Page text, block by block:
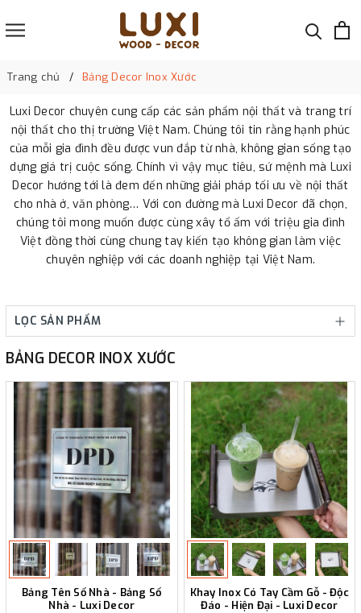
Trang chủ Bảng Decor Inox Xước
LỌC SẢN PHẨM
BẢNG DECOR INOX XƯỚC
Bảng Tên Số Nhà - Bảng Số
Nhà - Luxi Decor
Khay Inox Có Tay Cầm Gỗ - Độc
Đáo - Hiện Đại - Luxi Decor
Luxi Decor chuyên cung cấp các sản phẩm nội thất và trang trí
nội thất cho thị trường Việt Nam. Chúng tôi tin rằng hạnh phúc
của mỗi gia đình đều được vun đắp từ nhà, không gian sống tạo
dựng giá trị cuộc sống. Chính vì vậy mục tiêu, sứ mệnh mà Luxi
Decor hướng tới là đem đến những giải pháp tối ưu về nội thất
cho nhà ở, văn phòng… Với con đường mà Luxi Decor đã chọn,
chúng tôi mong muốn được cùng xây tổ ấm với triệu gia đình
Việt đồng thời cùng chung tay kiến tạo không gian làm việc
chuyên nghiệp với các doanh nghiệp tại Việt Nam.